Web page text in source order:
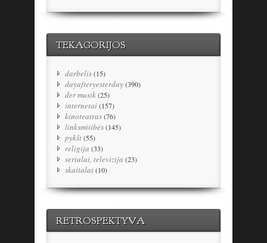
TEKAGORIJOS
darbelis(15)
dayafteryesterday(390)
der musik(25)
internetai(157)
kinoteatras(76)
linksmiiibės(145)
pykšt(55)
religija (33)
serialai, televizija (23)
skaitalai(10)
RETROSPEKTYVA